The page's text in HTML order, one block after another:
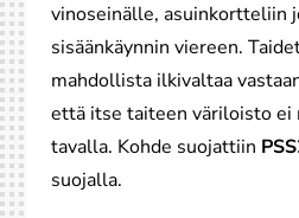
vinoseinälle, asuinkortteliin
sisäänkäynnin viereen.
mahdollista ilkivaltaa
että itse taiteen väriloisto ei
tavalla. Kohde suojattiin
suojalla.